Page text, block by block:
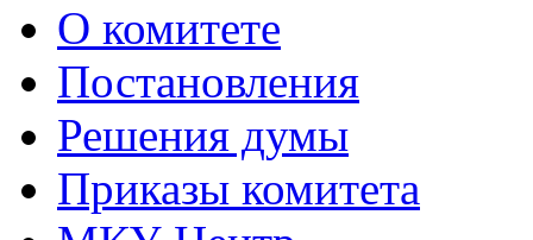
О комитете
Постановления
Решения думы
Приказы комитета